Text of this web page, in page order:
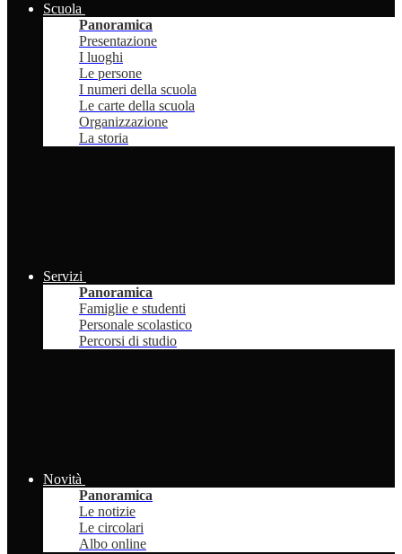
Scuola
Panoramica
Presentazione
I luoghi
Le persone
I numeri della scuola
Le carte della scuola
Organizzazione
La storia
Servizi
Panoramica
Famiglie e studenti
Personale scolastico
Percorsi di studio
Novità
Panoramica
Le notizie
Le circolari
Albo online